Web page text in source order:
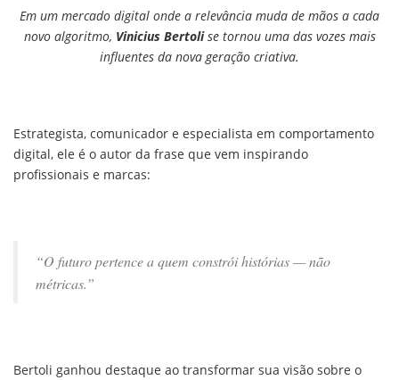
Em um mercado digital onde a relevância muda de mãos a cada
novo algoritmo, Vinicius Bertolise tornou uma das vozes mais
influentes da nova geração criativa.
Estrategista, comunicador e especialista em comportamento
digital, ele é o autor da frase que vem inspirando
profissionais e marcas:
“O futuro pertence a quem constrói histórias — não
métricas.”
Bertoli ganhou destaque ao transformar sua visão sobre o